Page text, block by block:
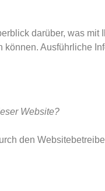
darüber, was
Ausführliche
Website?
den